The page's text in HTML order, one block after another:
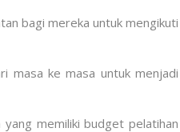
bagi mereka untuk mengikuti
masa ke masa untuk menjadi
memiliki budget pelatihan